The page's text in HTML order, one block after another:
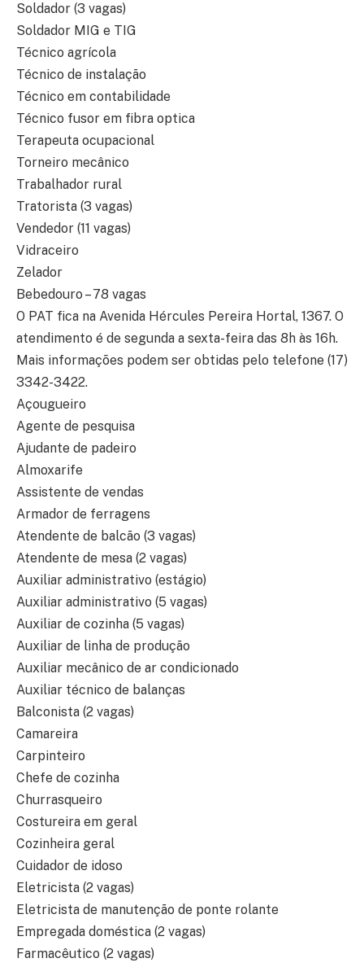
Soldador (3 vagas)
Soldador MIG e TIG
Técnico agrícola
Técnico de instalação
Técnico em contabilidade
Técnico fusor em fibra optica
Terapeuta ocupacional
Torneiro mecânico
Trabalhador rural
Tratorista (3 vagas)
Vendedor (11 vagas)
Vidraceiro
Zelador
Bebedouro – 78 vagas
O PAT fica na Avenida Hércules Pereira Hortal, 1367. O
atendimento é de segunda a sexta-feira das 8h às 16h.
Mais informações podem ser obtidas pelo telefone (17)
3342-3422.
Açougueiro
Agente de pesquisa
Ajudante de padeiro
Almoxarife
Assistente de vendas
Armador de ferragens
Atendente de balcão (3 vagas)
Atendente de mesa (2 vagas)
Auxiliar administrativo (estágio)
Auxiliar administrativo (5 vagas)
Auxiliar de cozinha (5 vagas)
Auxiliar de linha de produção
Auxiliar mecânico de ar condicionado
Auxiliar técnico de balanças
Balconista (2 vagas)
Camareira
Carpinteiro
Chefe de cozinha
Churrasqueiro
Costureira em geral
Cozinheira geral
Cuidador de idoso
Eletricista (2 vagas)
Eletricista de manutenção de ponte rolante
Empregada doméstica (2 vagas)
Farmacêutico (2 vagas)